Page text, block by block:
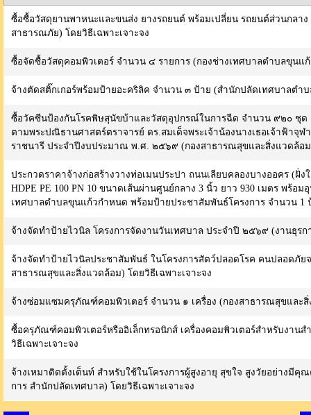
ซื้อซื้อวัสดุยานพาหนะและขนส่ง ยางรถยนต์ พร้อมเปลี่ยน รถยนต์ส่วนกลา
สาธารณภัย) โดยวิธีเฉพาะเจาะจง
ซื้อจัดซื้อวัสดุคอมพิวเตอร์ จำนวน ๔ รายการ (กองช่างเทศบาลตำบลขุนแก้
จ้างตัดสติ๊กเกอร์พร้อมป้ายอะคริลิค จำนวน ๓ ป้าย (สำนักปลัดเทศบาลตำบ
ซื้อวัคซีนป้องกันโรคพิษสุนัขบ้าและวัสดุอุปกรณ์ในการฉีด จำนวน ๙๒๐ ชุ
ตามพระปณิธานศาสตร์ตราจารย์ ดร.สมเด็จพระเจ้าน้องนางเธอเจ้าฟ้า
ราชนารี ประจำปีงบประมาณ พ.ศ. ๒๕๖๙ (กองสาธารณสุขและสิ่งแวดล้อม
ประกวดราคาจ้างก่อสร้างวางท่อเมนประปา ถนนเลียบคลองบางออคร (
HDPE PE 100 PN 10 ขนาดเส้นผ่านศูนย์กลาง 3 นิ้ว ยาว 930 เมตร พร้
เทศบาลตำบลขุนแก้วกำหนด พร้อมป้ายประชาสัมพันธ์โครงการ จำนวน 1
จ้างจัดทำป้ายไวนิล โครงการจัดงานวันเทศบาล ประจำปี ๒๕๖๙ (งานธุร
จ้างจัดทำป้ายไวนิลประชาสัมพันธ์ ในโครงการสัตว์ปลอดโรค คนปลอด
สาธารณสุขและสิ่งแวดล้อม) โดยวิธีเฉพาะเจาะจง
จ้างซ่อมแซมครุภัณฑ์คอมพิวเตอร์ จำนวน ๑ เครื่อง (กองสาธารณสุขและสิ่
ซื้อครุภัณฑ์คอมพิวเตอร์หรืออิเล็กทรอนิกส์ เครื่องคอมพิวเตอร์สำหรับงาน
วิธีเฉพาะเจาะจง
จ้างเหมาติดตั้งเต็นท์ สำหรับใช้ในโครงการผู้สูงอายุ สุขใจ สูงวัยอย่าง
การ สำนักปลัดเทศบาล) โดยวิธีเฉพาะเจาะจง